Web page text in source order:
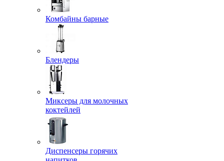
Комбайны барные
Блендеры
Миксеры для молочных
коктейлей
Диспенсеры горячих